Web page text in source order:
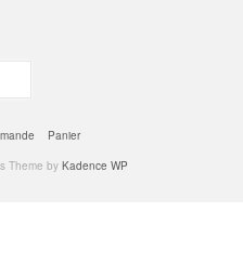
Panier
Theme by Kadence WP